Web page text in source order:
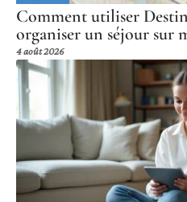
Comment utiliser
organiser un séjour sur
4 août 2026